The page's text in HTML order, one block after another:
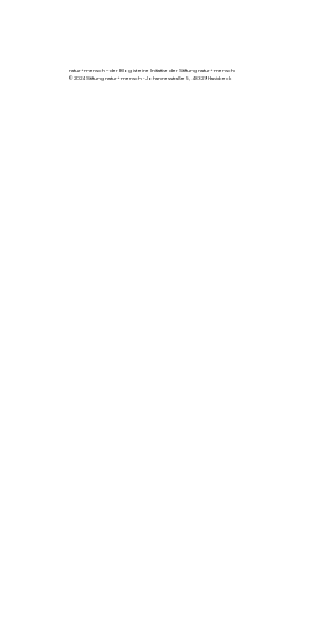
natur+mensch – der Blog ist eine Initiative der Stiftung natur+mensch
© 2024 Stiftung natur+mensch - Johannesstraße 5, 48329 Havixbeck